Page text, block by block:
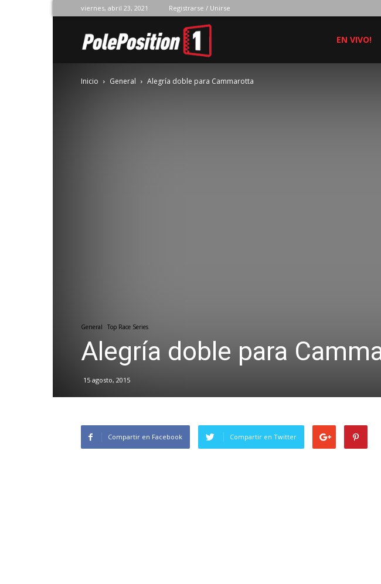
viernes, abril 23, 2021 Registrarse / Unirse
Position
EN VIVO!
Inicio General Alegría doble para Cammarotta
General Top Race Series
Alegría doble para
15 agosto, 2015
Compartir en Facebook Compartir en Twitter